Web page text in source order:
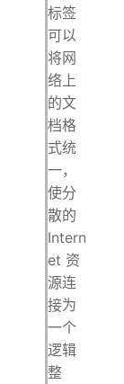
标签
可以
将网
络上
的文
档格
式统
一，
使分
散的
Intern
et 资
源连
接为
一个
逻辑
整